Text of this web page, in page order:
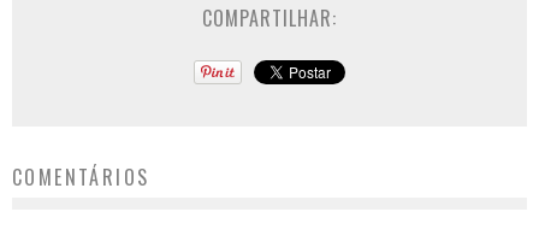
COMPARTILHAR:
COMENTÁRIOS